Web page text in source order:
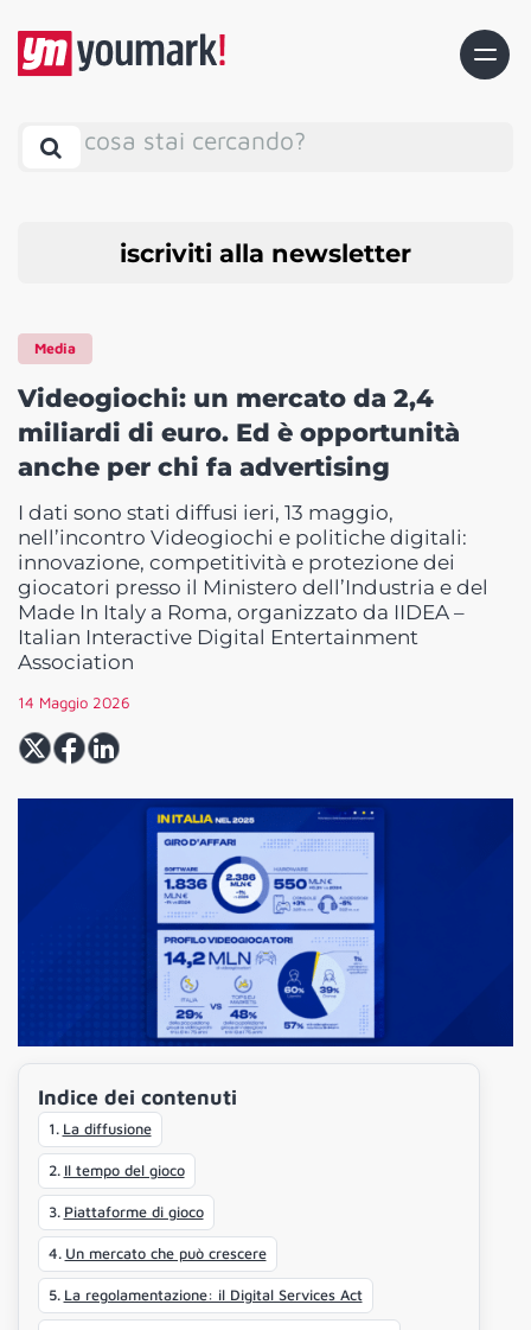
cosa stai cercando?
iscriviti alla newsletter
Media
Videogiochi: un mercato da 2,4
miliardi di euro. Ed è opportunità
anche per chi fa advertising
I dati sono stati diffusi ieri, 13 maggio,
nell’incontro Videogiochi e politiche digitali:
innovazione, competitività e protezione dei
giocatori presso il Ministero dell’Industria e del
Made In Italy a Roma, organizzato da IIDEA –
Italian Interactive Digital Entertainment
Association
14 Maggio 2026
Indice dei contenuti
La diffusione
Il tempo del gioco
Piattaforme di gioco
Un mercato che può crescere
La regolamentazione: il Digital Services Act